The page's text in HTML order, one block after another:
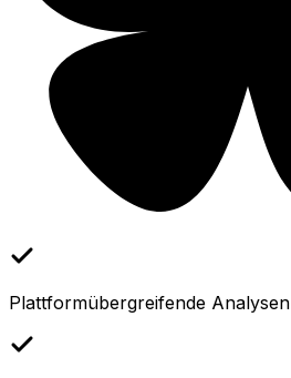
Plattformübergreifende Analysen